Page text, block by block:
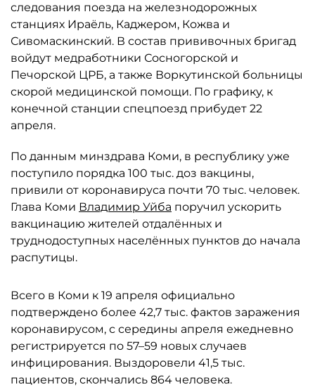
следования поезда на железнодорожных
станциях Ираёль, Каджером, Кожва и
Сивомаскинский. В состав прививочных бригад
войдут медработники Сосногорской и
Печорской ЦРБ, а также Воркутинской больницы
скорой медицинской помощи. По графику, к
конечной станции спецпоезд прибудет 22
апреля.
По данным минздрава Коми, в республику уже
поступило порядка 100 тыс. доз вакцины,
привили от коронавируса почти 70 тыс. человек.
Глава Коми Владимир Уйба поручил ускорить
вакцинацию жителей отдалённых и
труднодоступных населённых пунктов до начала
распутицы.
Всего в Коми к 19 апреля официально
подтверждено более 42,7 тыс. фактов заражения
коронавирусом, с середины апреля ежедневно
регистрируется по 57–59 новых случаев
инфицирования. Выздоровели 41,5 тыс.
пациентов, скончались 864 человека.